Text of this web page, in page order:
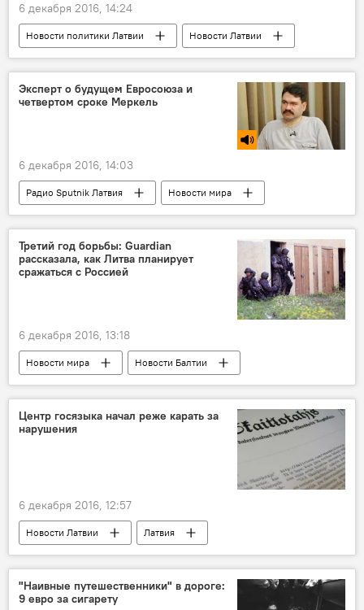
6 декабря 2016, 14:24
Новости политики Латвии
Новости Латвии
Латвия
Сейм Земессардзе
Эксперт о будущем Евросоюза и
четвертом сроке Меркель
6 декабря 2016, 14:03
Радио Sputnik Латвия
Новости мира
Европа
Германия
Маттео Ренци
Ангела Меркель
Евросоюз
Третий год борьбы: Guardian
рассказала, как Литва планирует
сражаться с Россией
6 декабря 2016, 13:18
Новости мира
Новости Балтии
Литва
Минобороны Литвы
Центр госязыка начал реже карать за
нарушения
6 декабря 2016, 12:57
Новости Латвии
Латвия
Центр госязыка
Что у ЦГЯ на языке
"Наивные путешественники" в дороге:
9 евро за сигарету